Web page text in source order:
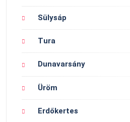
Sülysáp
Tura
Dunavarsány
Üröm
Erdőkertes